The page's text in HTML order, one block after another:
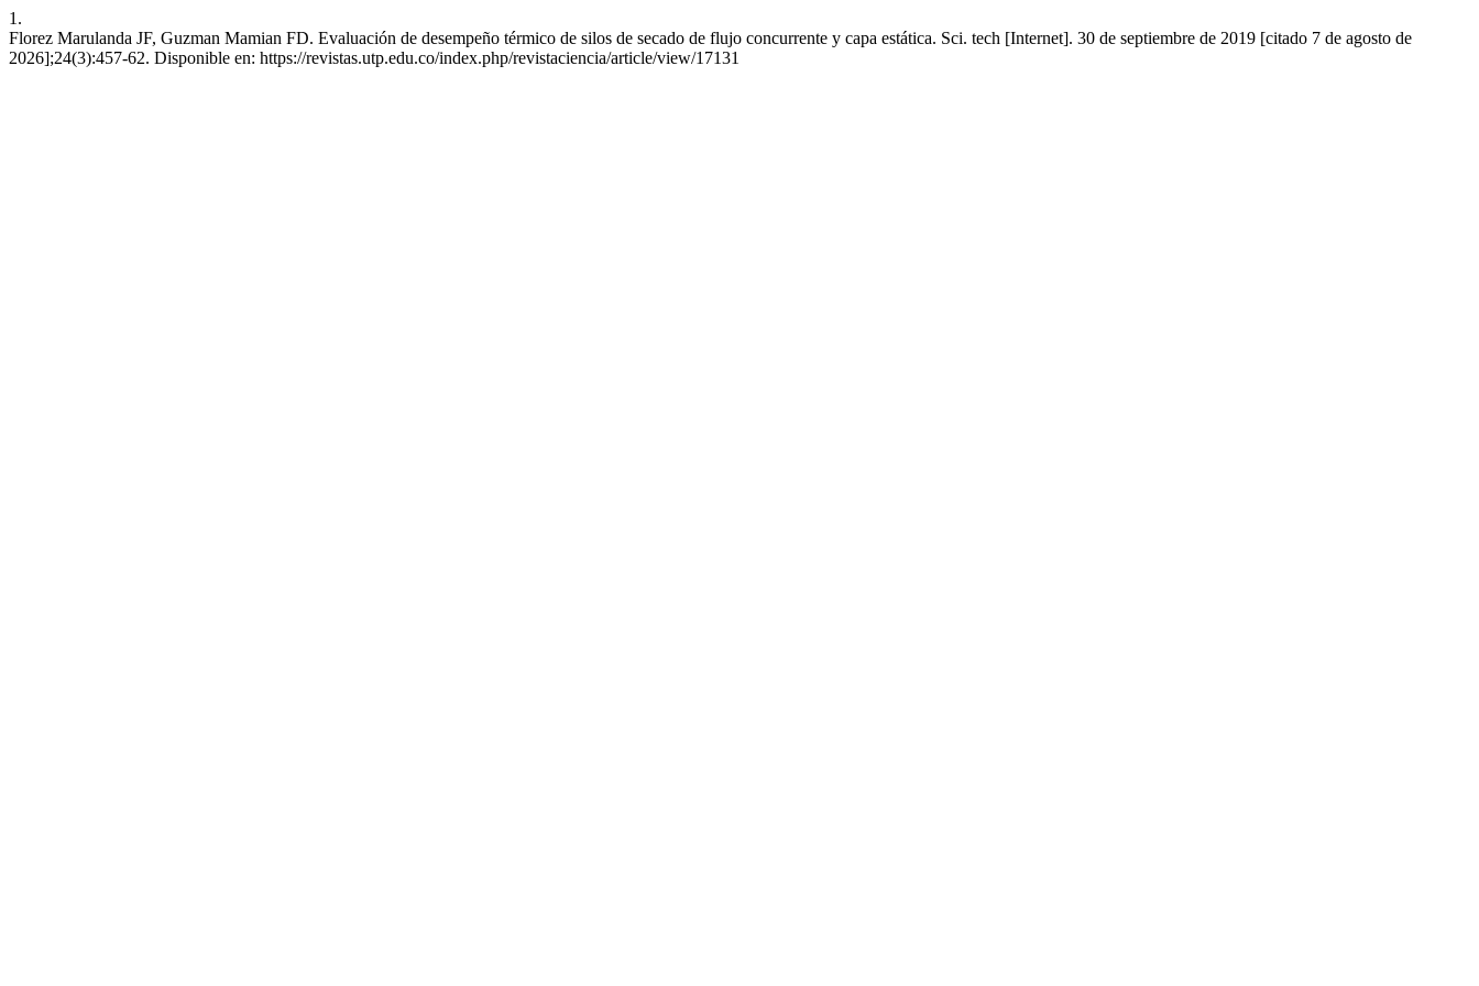
1.
Florez Marulanda JF, Guzman Mamian FD. Evaluación de desempeño térmico de silos de secado de flujo concurrente y capa estática. Sci. tech [Internet]. 30 de septiembre de 2019 [citado 7 de agosto de
2026];24(3):457-62. Disponible en: https://revistas.utp.edu.co/index.php/revistaciencia/article/view/17131